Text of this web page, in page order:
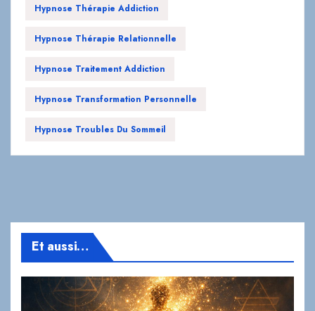
Hypnose Thérapie Addiction
Hypnose Thérapie Relationnelle
Hypnose Traitement Addiction
Hypnose Transformation Personnelle
Hypnose Troubles Du Sommeil
Et aussi…